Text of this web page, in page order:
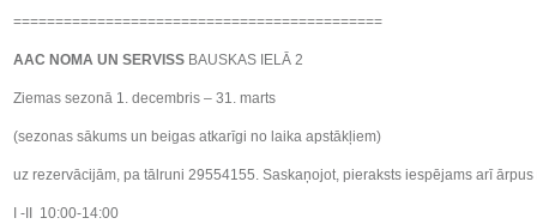
============================================
AAC NOMA UN SERVISS BAUSKAS IELĀ 2
Ziemas sezonā 1. decembris – 31. marts
(sezonas sākums un beigas atkarīgi no laika apstākļiem)
uz rezervācijām, pa tālruni 29554155. Saskaņojot, pieraksts iespējams arī
I -II 10:00-14:00